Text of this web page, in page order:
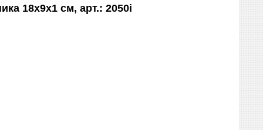
18х9x1 см, арт.: 2050i